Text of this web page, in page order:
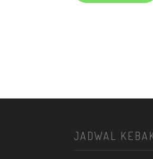
JADWAL